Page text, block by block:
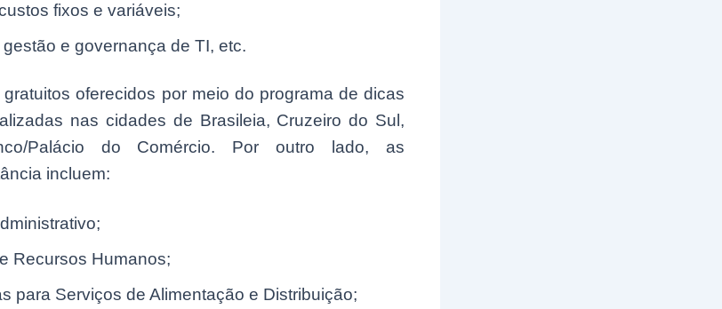
fixos e variáveis;
e governança de TI, etc.
oferecidos por meio do programa de dicas
nas cidades de Brasileia, Cruzeiro do Sul,
Palácio do Comércio. Por outro lado, as
incluem:
Recursos Humanos;
para Serviços de Alimentação e Distribuição;